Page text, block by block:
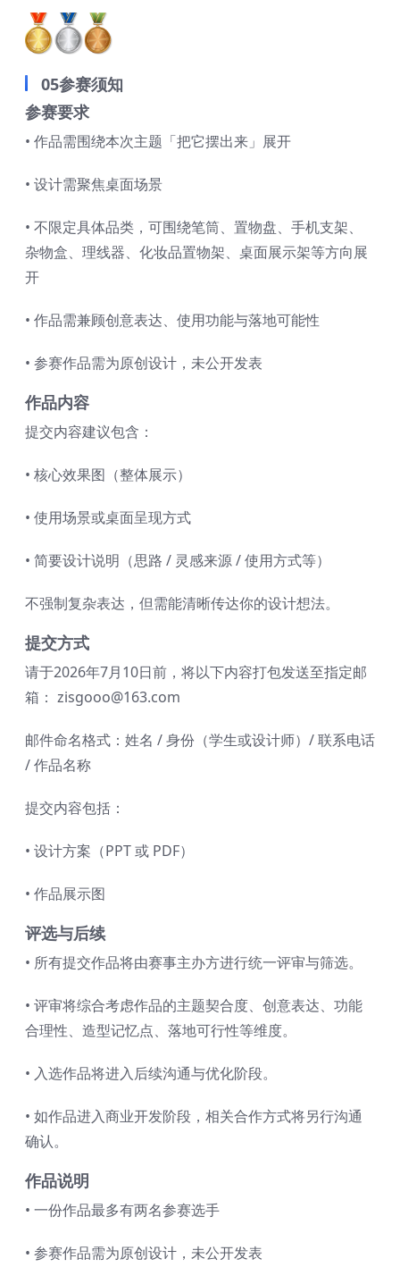
05参赛须知
参赛要求
• 作品需围绕本次主题「把它摆出来」展开
• 设计需聚焦桌面场景
• 不限定具体品类，可围绕笔筒、置物盘、手机支架、
杂物盒、理线器、化妆品置物架、桌面展示架等方向展
开
• 作品需兼顾创意表达、使用功能与落地可能性
• 参赛作品需为原创设计，未公开发表
作品内容
提交内容建议包含：
• 核心效果图（整体展示）
• 使用场景或桌面呈现方式
• 简要设计说明（思路 / 灵感来源 / 使用方式等）
不强制复杂表达，但需能清晰传达你的设计想法。
提交方式
请于2026年7月10日前，将以下内容打包发送至指定邮
箱： zisgooo@163.com
邮件命名格式：姓名 / 身份（学生或设计师）/ 联系电话
/ 作品名称
提交内容包括：
• 设计方案（PPT 或 PDF）
• 作品展示图
评选与后续
• 所有提交作品将由赛事主办方进行统一评审与筛选。
• 评审将综合考虑作品的主题契合度、创意表达、功能
合理性、造型记忆点、落地可行性等维度。
• 入选作品将进入后续沟通与优化阶段。
• 如作品进入商业开发阶段，相关合作方式将另行沟通
确认。
作品说明
• 一份作品最多有两名参赛选手
• 参赛作品需为原创设计，未公开发表